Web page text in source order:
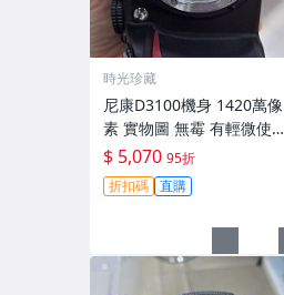
時光珍藏
尼康D3100機身 1420萬像
素 實物圖 無霉 有輕微使用
痕跡 機身原裝 無拆修無翻
新 臨-343
$ 5,070 95折
折扣碼 直購